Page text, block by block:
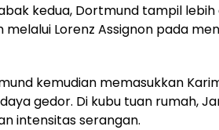
kedua, Dortmund tampil
melalui Lorenz Assignon pada
kemudian memasukkan
gedor. Di kubu tuan rumah,
intensitas serangan.